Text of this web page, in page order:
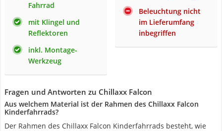
Fahrrad
mit Klingel und
Reflektoren
inkl. Montage-
Werkzeug
Beleuchtung nicht
im Lieferumfang
inbegriffen
Fragen und Antworten zu Chillaxx Falcon
Aus welchem Material ist der Rahmen des Chillaxx Falcon
Kinderfahrrads?
Der Rahmen des Chillaxx Falcon Kinderfahrrads besteht, wie